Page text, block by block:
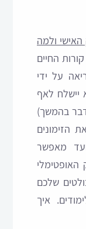
ולמה
החיים
על ידי
לאף
בהמשך)
הזימונים
מאפשר
שלכם
איך